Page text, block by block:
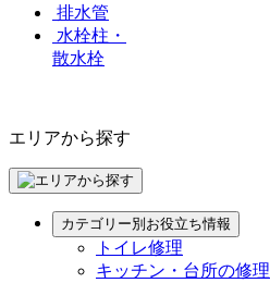
排水管
水栓柱・
散水栓
エリアから探す
カテゴリー別お役立ち情報
トイレ修理
キッチン・台所の修理